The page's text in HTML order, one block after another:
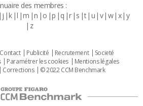
des membres :
j k l m n o p q r s t u v w x y
z
Contact Publicité Recrutement
Societé
Paramétrer les cookies
Mentions légales
Corrections © 2022 CCM Benchmark